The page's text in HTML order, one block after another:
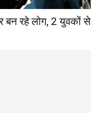
बन रहे लोग, 2 युवकों से